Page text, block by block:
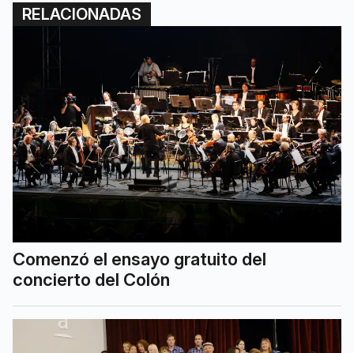
RELACIONADAS
Comenzó el ensayo gratuito del
concierto del Colón